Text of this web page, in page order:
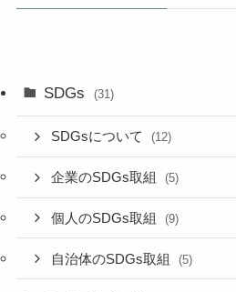
SDGs (31)
SDGsについて (12)
企業のSDGs取組 (5)
個人のSDGs取組 (9)
自治体のSDGs取組 (5)